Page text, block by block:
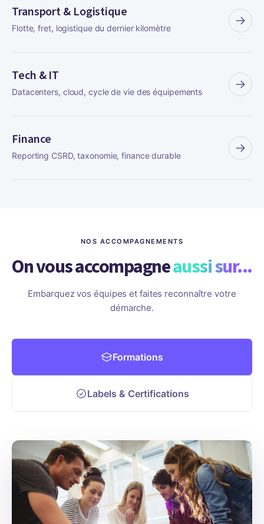
Transport & Logistique
Flotte, fret, logistique du dernier kilomètre
Tech & IT
Datacenters, cloud, cycle de vie des équipements
Finance
Reporting CSRD, taxonomie, finance durable
NOS ACCOMPAGNEMENTS
On vous accompagneaussi sur...
Embarquez vos équipes et faites reconnaître votre
démarche.
Formations
Labels & Certifications